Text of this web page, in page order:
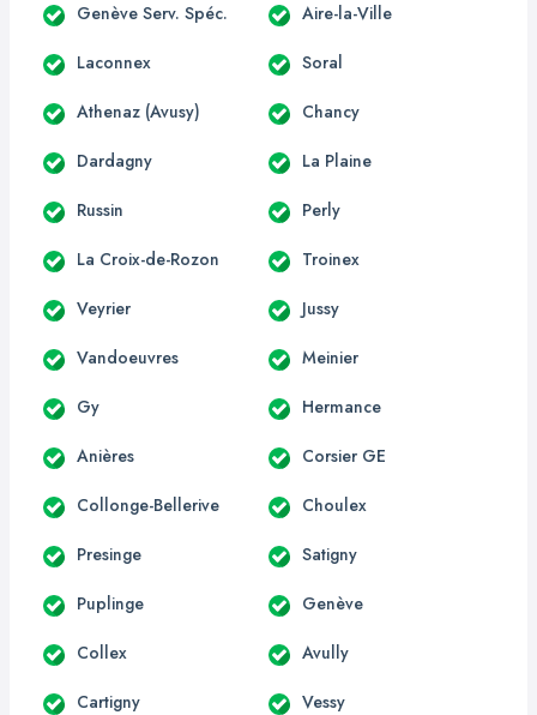
Genève Serv. Spéc. Aire-la-Ville
Laconnex Soral
Athenaz (Avusy) Chancy
Dardagny La Plaine
Russin Perly
La Croix-de-Rozon Troinex
Veyrier Jussy
Vandoeuvres Meinier
Gy Hermance
Anières Corsier GE
Collonge-Bellerive Choulex
Presinge Satigny
Puplinge Genève
Collex Avully
Cartigny Vessy